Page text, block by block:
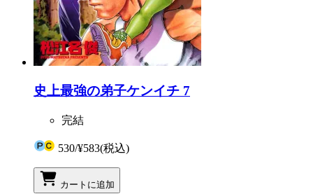
史上最強の弟子ケンイチ 7
完結
530/¥583(税込)
カートに追加